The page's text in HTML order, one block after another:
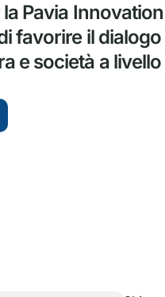
Pavia Innovation
favorire il
e società a livello